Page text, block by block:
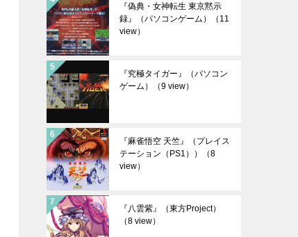
『偽典・女神転生 東京黙示
録』（パソコンゲーム）
（11
view）
『究極タイガー』（パソコン
ゲーム）
（9 view）
『麻雀悟空 天竺』（プレイス
テーション（PS1））
（8
view）
『八雲紫』（東方Project）
（8 view）